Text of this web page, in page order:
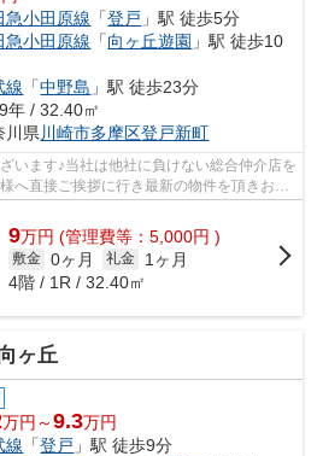
急小田原線 「登戸 」駅 徒歩5分
急小田原線 「向ヶ丘遊園 」駅 徒歩10
線 「中野島 」駅 徒歩23分
年 / 32.40㎡
川県 川崎市多摩区登戸新町
います♪当社は他社に負けない総合仲介店を
へ直接ご挨拶に行き最新の物件を頂きお客
9万円 (管理費等：5,000円 )
敷金 0ヶ月 礼金
1ヶ月
4階 / 1R / 32.40㎡
ヶ丘
万円～9.3万円
線 「登戸 」駅 徒歩9分